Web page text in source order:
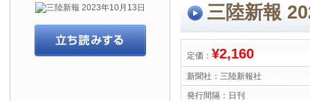
三陸新報
定価： ¥2,160
新聞社： 三陸新報社
発行間隔： 日刊